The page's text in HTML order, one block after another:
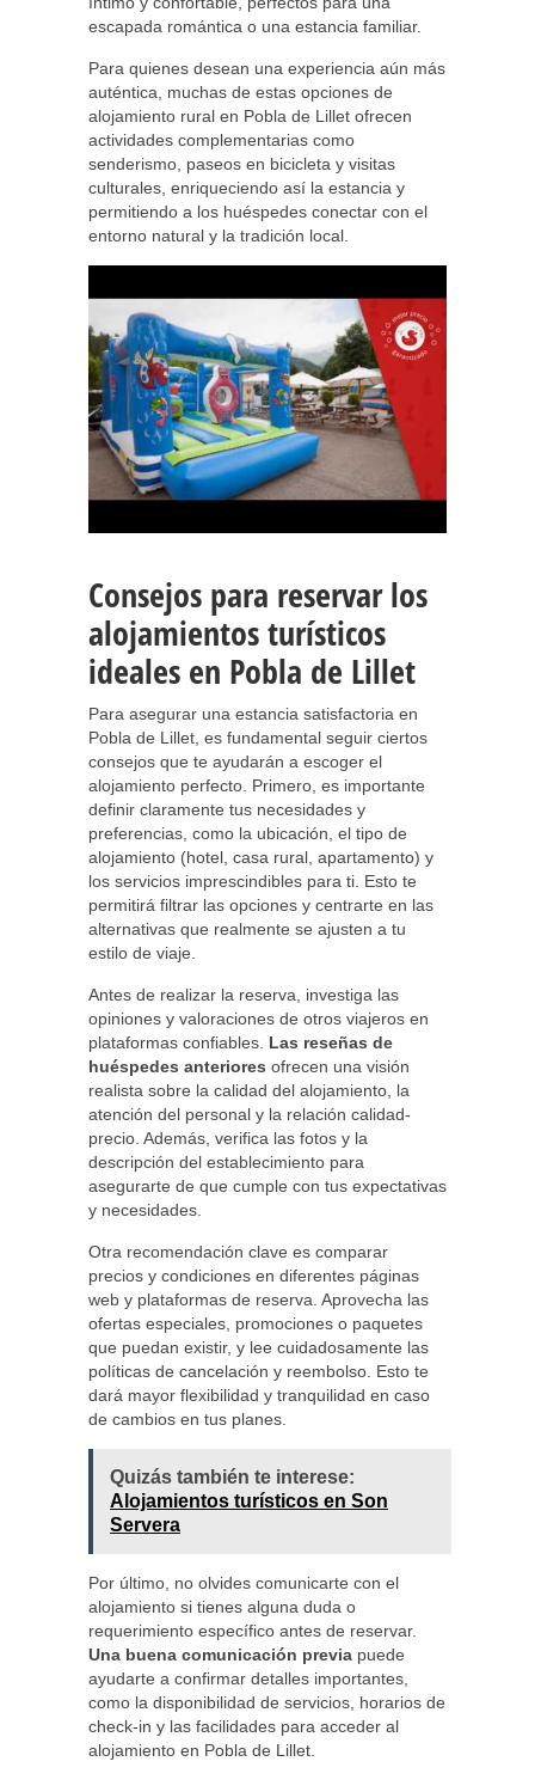
escapada romántica o una estancia familiar.
Para quienes desean una experiencia aún más
auténtica, muchas de estas opciones de
alojamiento rural en Pobla de Lillet ofrecen
actividades complementarias como
senderismo, paseos en bicicleta y visitas
culturales, enriqueciendo así la estancia y
permitiendo a los huéspedes conectar con el
entorno natural y la tradición local.
Consejos para reservar los
alojamientos turísticos
ideales en Pobla de Lillet
Para asegurar una estancia satisfactoria en
Pobla de Lillet, es fundamental seguir ciertos
consejos que te ayudarán a escoger el
alojamiento perfecto. Primero, es importante
definir claramente tus necesidades y
preferencias, como la ubicación, el tipo de
alojamiento (hotel, casa rural, apartamento) y
los servicios imprescindibles para ti. Esto te
permitirá filtrar las opciones y centrarte en las
alternativas que realmente se ajusten a tu
estilo de viaje.
Antes de realizar la reserva, investiga las
opiniones y valoraciones de otros viajeros en
plataformas confiables. Las reseñas de
huéspedes anteriores ofrecen una visión
realista sobre la calidad del alojamiento, la
atención del personal y la relación calidad-
precio. Además, verifica las fotos y la
descripción del establecimiento para
asegurarte de que cumple con tus expectativas
y necesidades.
Otra recomendación clave es comparar
precios y condiciones en diferentes páginas
web y plataformas de reserva. Aprovecha las
ofertas especiales, promociones o paquetes
que puedan existir, y lee cuidadosamente las
políticas de cancelación y reembolso. Esto te
dará mayor flexibilidad y tranquilidad en caso
de cambios en tus planes.
Quizás también te interese:
Alojamientos turísticos en Son
Servera
Por último, no olvides comunicarte con el
alojamiento si tienes alguna duda o
requerimiento específico antes de reservar.
Una buena comunicación previa puede
ayudarte a confirmar detalles importantes,
como la disponibilidad de servicios, horarios de
check-in y las facilidades para acceder al
alojamiento en Pobla de Lillet.